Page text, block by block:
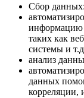
Сбор данных:
информацию
таких как
системы и
анализ
данных
корреляции,